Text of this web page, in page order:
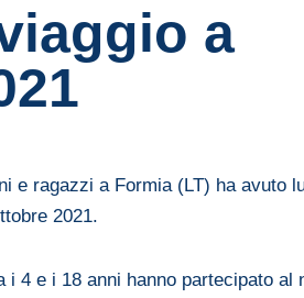
a
e ragazzi a Formia (LT) ha avuto
2021.
i 4 e i 18 anni hanno partecipato al